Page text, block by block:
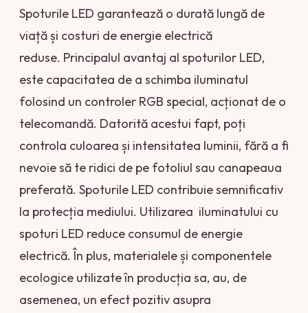
Spoturile LED garantează o durată lungă de
viață și costuri de energie electrică
reduse. Principalul avantaj al spoturilor LED,
este capacitatea de a schimba iluminatul
folosind un controler RGB special, acționat de o
telecomandă. Datorită acestui fapt, poți
controla culoarea și intensitatea luminii, fără a fi
nevoie să te ridici de pe fotoliul sau canapeaua
preferată. Spoturile LED contribuie semnificativ
la protecția mediului. Utilizarea iluminatului cu
spoturi LED reduce consumul de energie
electrică. În plus, materialele și componentele
ecologice utilizate în producția sa, au, de
asemenea, un efect pozitiv asupra